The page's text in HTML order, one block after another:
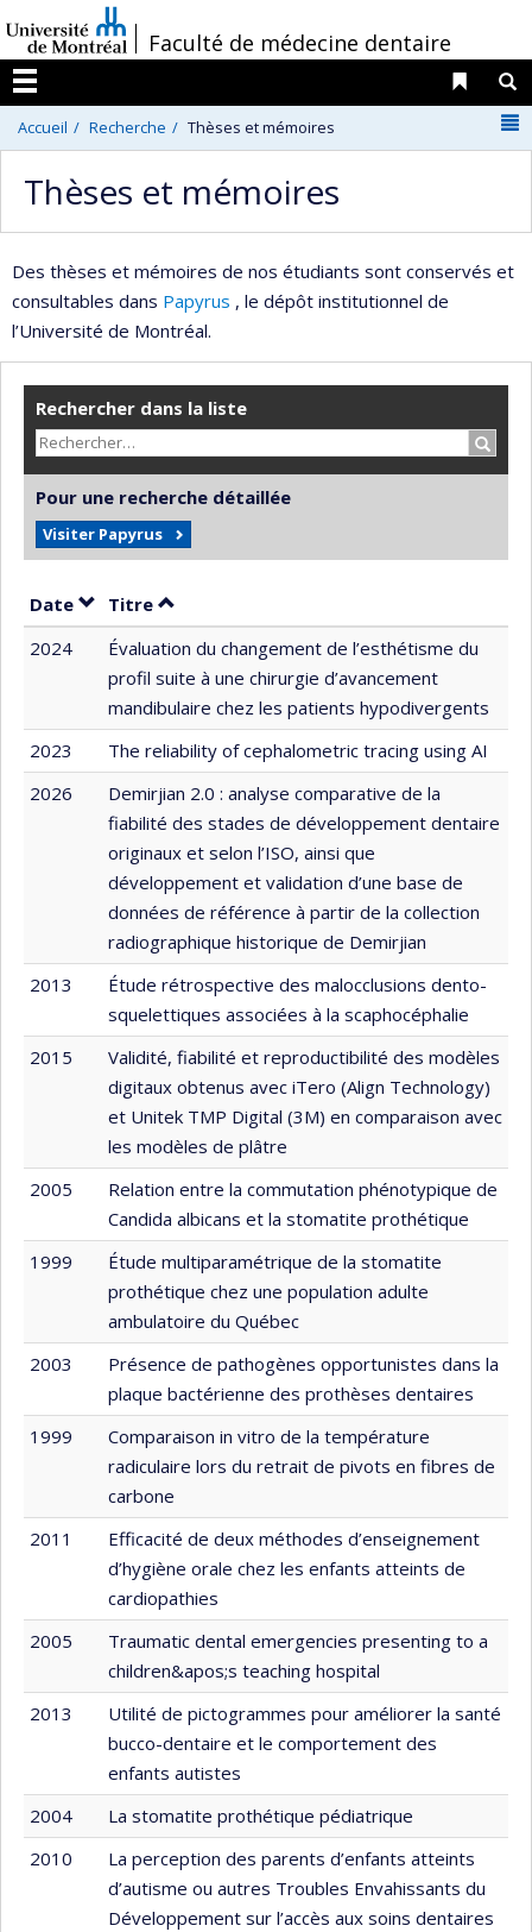
au
contenu
/Faculté de médecine dentaire
Menu
Liens
Accueil Recherche Thèses et mémoires
Thèses et mémoires
Des thèses et mémoires de nos étudiants sont conservés et
consultables dans Papyrus , le dépôt institutionnel de
l’Université de Montréal.
Rechercher dans la liste
Pour une recherche détaillée
Visiter Papyrus
Date Trier par date en ordre croissant
Titre Trier par titre en ordre croissant
2024
Évaluation du changement de l’esthétisme du
profil suite à une chirurgie d’avancement
mandibulaire chez les patients hypodivergents
2023
The reliability of cephalometric tracing using AI
2026
Demirjian 2.0 : analyse comparative de la
fiabilité des stades de développement dentaire
originaux et selon l’ISO, ainsi que
développement et validation d’une base de
données de référence à partir de la collection
radiographique historique de Demirjian
2013
Étude rétrospective des malocclusions dento-
squelettiques associées à la scaphocéphalie
2015
Validité, fiabilité et reproductibilité des modèles
digitaux obtenus avec iTero (Align Technology)
et Unitek TMP Digital (3M) en comparaison avec
les modèles de plâtre
2005
Relation entre la commutation phénotypique de
Candida albicans et la stomatite prothétique
1999
Étude multiparamétrique de la stomatite
prothétique chez une population adulte
ambulatoire du Québec
2003
Présence de pathogènes opportunistes dans la
plaque bactérienne des prothèses dentaires
1999
Comparaison in vitro de la température
radiculaire lors du retrait de pivots en fibres de
carbone
2011
Efficacité de deux méthodes d’enseignement
d’hygiène orale chez les enfants atteints de
cardiopathies
2005
Traumatic dental emergencies presenting to a
children&apos;s teaching hospital
2013
Utilité de pictogrammes pour améliorer la santé
bucco-dentaire et le comportement des
enfants autistes
2004
La stomatite prothétique pédiatrique
2010
La perception des parents d’enfants atteints
d’autisme ou autres Troubles Envahissants du
Développement sur l’accès aux soins dentaires